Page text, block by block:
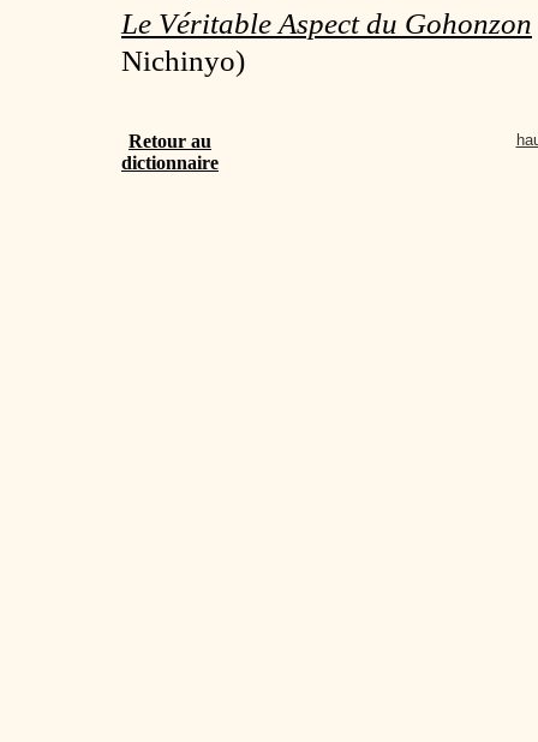
Le Véritable Aspect du Gohonzon
Nichinyo)
Retour au
dictionnaire